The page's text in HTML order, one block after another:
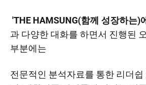
'THE HAMSUNG(함께 성장하는)
과 다양한 대화를 하면서 진행된
부분에는
전문적인 분석자료를 통한 리더쉽